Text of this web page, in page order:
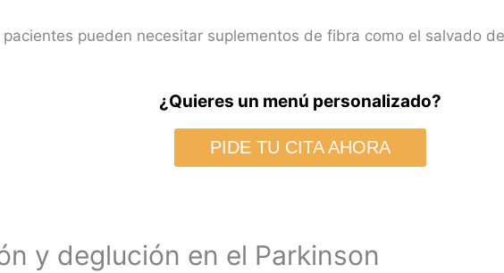
pueden necesitar suplementos de fibra como el salvado
¿Quieres un menú personalizado?
PIDE TU CITA AHORA
y deglución en el Parkinson